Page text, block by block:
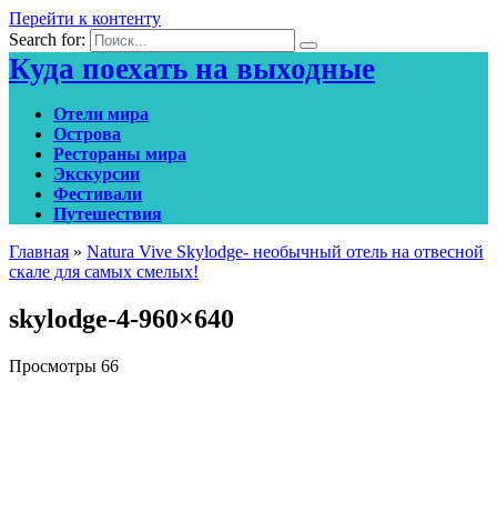
Перейти к контенту
Search for:
Куда поехать на выходные
Отели мира
Острова
Рестораны мира
Экскурсии
Фестивали
Путешествия
Главная » Natura Vive Skylodge- необычный отель на отвесной
скале для самых смелых!
skylodge-4-960×640
Просмотры 66